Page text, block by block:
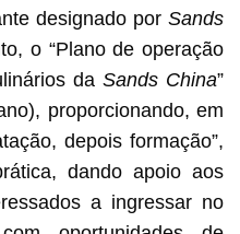
designado porSands
o “Plano de operação
daSands China”
proporcionando, em
depois formação”,
dando apoio aos
a ingressar no